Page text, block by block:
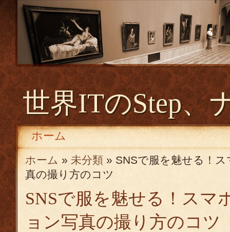
世界ITのStep、
ホーム
ホーム » 未分類 » SNSで服を魅せる！
真の撮り方のコツ
SNSで服を魅せる！スマ
ョン写真の撮り方のコツ